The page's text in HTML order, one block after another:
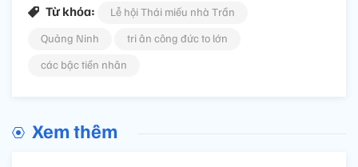
Từ khóa:
Lễ hội Thái miếu nhà Trần
Quảng Ninh
tri ân công đức to lớn
các bậc tiền nhân
Xem thêm